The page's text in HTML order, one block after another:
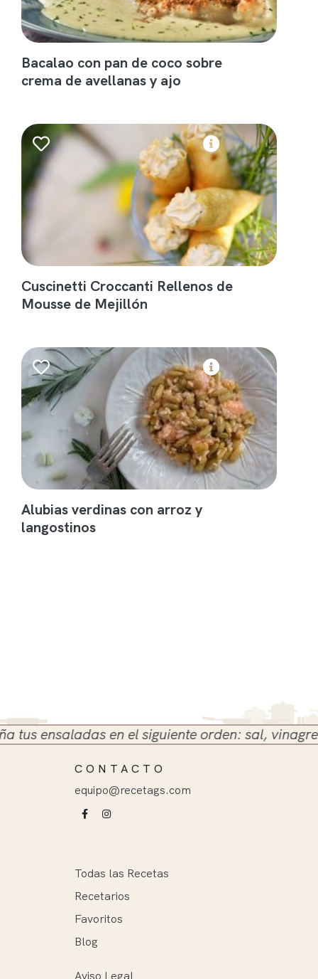
Bacalao con pan de coco sobre
crema de avellanas y ajo
Cuscinetti Croccanti Rellenos de
Mousse de Mejillón
Alubias verdinas con arroz y
langostinos
en el siguiente orden: sal, vinagre y
CONTACTO
equipo@recetags.com
Todas las Recetas
Recetarios
Favoritos
Blog
Aviso Legal